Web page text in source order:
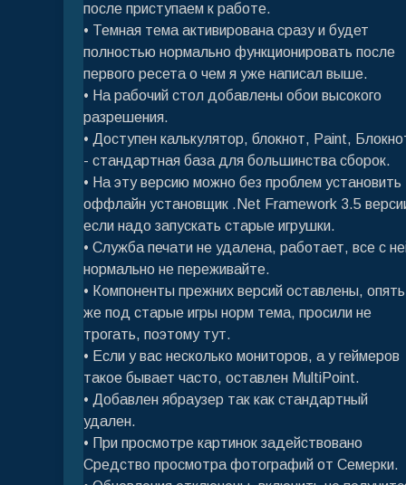
после приступаем к работе.
• Темная тема активирована сразу и будет
полностью нормально функционировать после
первого ресета о чем я уже написал выше.
• На рабочий стол добавлены обои высокого
разрешения.
• Доступен калькулятор, блокнот, Paint,
- стандартная база для большинства сборок.
• На эту версию можно без проблем установить
оффлайн установщик .Net Framework 3.5
если надо запускать старые игрушки.
• Служба печати не удалена, работает, все с
нормально не переживайте.
• Компоненты прежних версий оставлены, опять
же под старые игры норм тема, просили не
трогать, поэтому тут.
• Если у вас несколько мониторов, а у геймеров
такое бывает часто, оставлен MultiPoint.
• Добавлен ябраузер так как стандартный
удален.
• При просмотре картинок задействовано
Средство просмотра фотографий от Семерки.